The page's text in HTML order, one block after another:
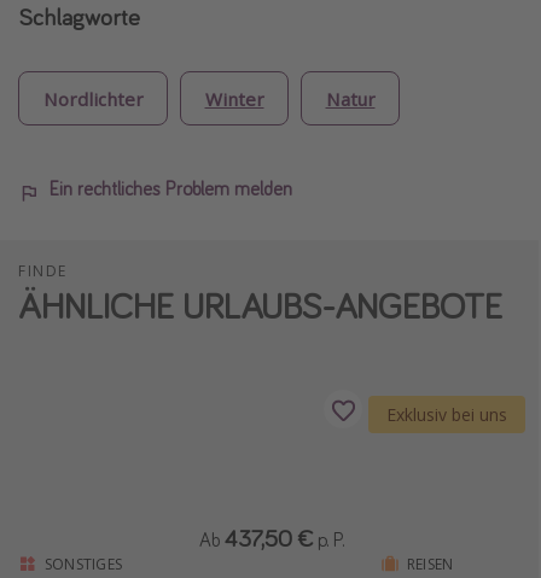
Schlagworte
Nordlichter Winter Natur
Ein rechtliches Problem melden
FINDE
ÄHNLICHE URLAUBS-ANGEBOTE
SONSTIGES
Ab 437,50 € p. P.
Exklusiv bei uns
REISEN